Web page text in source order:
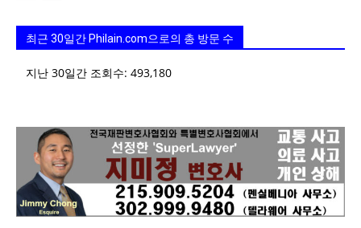
최근 30일간 Philain.com으로의 총 방문 수
지난 30일간 조회수: 493,180